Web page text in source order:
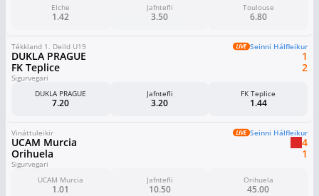
Elche
1.42
Jafntefli
3.50
Toulouse
6.80
Tékkland 1. Deild U19 Seinni Hálfleikur
DUKLA PRAGUE
FK Teplice
1
2
Sigurvegari
DUKLA PRAGUE
7.20
Jafntefli
3.20
FK Teplice
1.44
Vináttuleikir Seinni Hálfleikur
UCAM Murcia
Orihuela
4
1
Sigurvegari
UCAM Murcia
1.01
Jafntefli
10.50
Orihuela
45.00